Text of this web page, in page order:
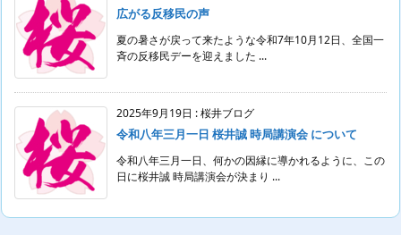
広がる反移民の声
夏の暑さが戻って来たような令和7年10月12日、全国一
斉の反移民デーを迎えました ...
2025年9月19日 :桜井ブログ
令和八年三月一日 桜井誠 時局講演会 について
令和八年三月一日、何かの因縁に導かれるように、この
日に桜井誠 時局講演会が決まり ...